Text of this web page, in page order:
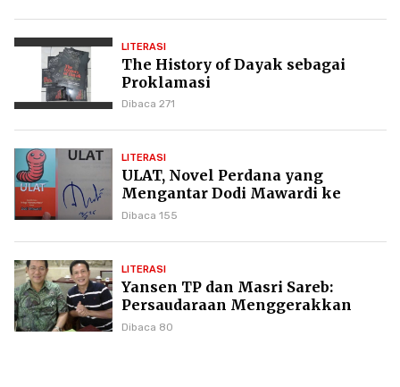
LITERASI
The History of Dayak sebagai
Proklamasi
Dibaca 271
LITERASI
ULAT, Novel Perdana yang
Mengantar Dodi Mawardi ke
Puncak Karier Kepenulisan
Dibaca 155
LITERASI
Yansen TP dan Masri Sareb:
Persaudaraan Menggerakkan
Literasi Borneo
Dibaca 80